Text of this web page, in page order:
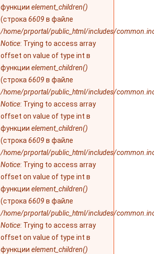
функции element_children()
(строка 6609 в файле
/home/prportal/public_html/includes/
Notice: Trying to access array
offset on value of type int в
функции element_children()
(строка 6609 в файле
/home/prportal/public_html/includes/
Notice: Trying to access array
offset on value of type int в
функции element_children()
(строка 6609 в файле
/home/prportal/public_html/includes/
Notice: Trying to access array
offset on value of type int в
функции element_children()
(строка 6609 в файле
/home/prportal/public_html/includes/
Notice: Trying to access array
offset on value of type int в
функции element_children()